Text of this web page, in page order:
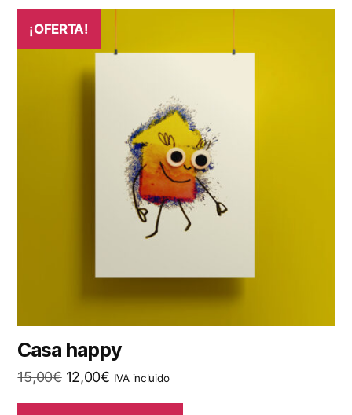
¡OFERTA!
Casa happy
15,00€ El
12,00€ElIVA incluido